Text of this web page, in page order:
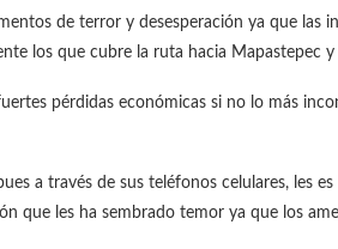
de terror y desesperación ya que las
los que cubre la ruta hacia Mapastepec y
pérdidas económicas si no lo más
a través de sus teléfonos celulares, les
que les ha sembrado temor ya que los